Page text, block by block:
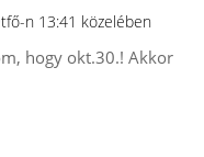
n 13:41 közelében
hogy okt.30.! Akkor